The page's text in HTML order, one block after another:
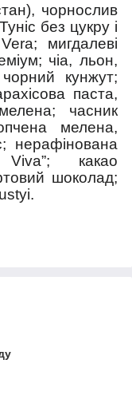
чорнослив
без цукру і
мигдалеві
чіа, льон,
кунжут;
паста,
часник
мелена,
нерафінована
какао
шоколад;